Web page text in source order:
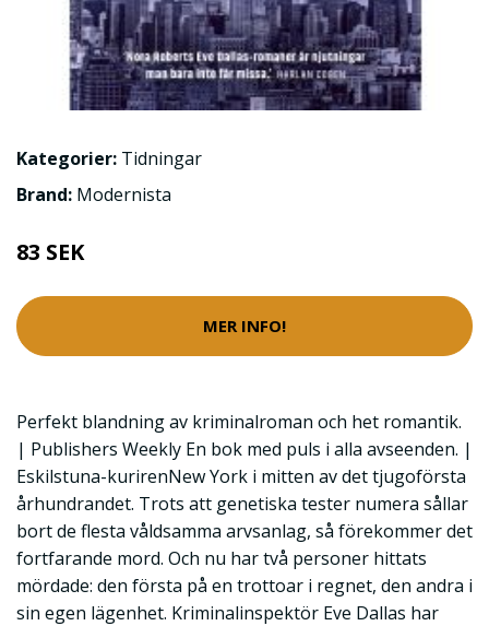
Kategorier: Tidningar
Brand: Modernista
83 SEK
MER INFO!
Perfekt blandning av kriminalroman och het romantik.
| Publishers Weekly En bok med puls i alla avseenden. |
Eskilstuna-kurirenNew York i mitten av det tjugoförsta
århundrandet. Trots att genetiska tester numera sållar
bort de flesta våldsamma arvsanlag, så förekommer det
fortfarande mord. Och nu har två personer hittats
mördade: den första på en trottoar i regnet, den andra i
sin egen lägenhet. Kriminalinspektör Eve Dallas har